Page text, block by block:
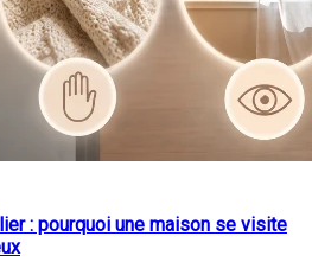
: pourquoi une maison se visite